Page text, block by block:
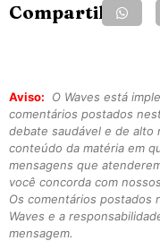
Compartilhe:
Aviso:
O Waves está
comentários postados
debate saudável e de alto
conteúdo da matéria em
mensagens que
você concorda com
Os comentários postados
Waves e a
mensagem.